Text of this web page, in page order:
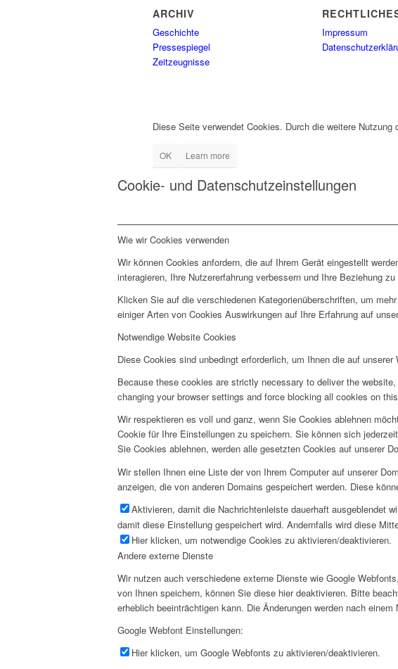
ARCHIV
Geschichte
Pressespiegel
Zeitzeugnisse
Impressum
Diese Seite verwendet Cookies. Durch die weitere
OK Learn more
Cookie- und Datenschutzeinstellungen
Wie wir Cookies verwenden
Wir können Cookies anfordern, die auf Ihrem Gerät eingestellt
interagieren, Ihre Nutzererfahrung verbessern und Ihre Beziehung
Klicken Sie auf die verschiedenen Kategorienüberschriften, um
einiger Arten von Cookies Auswirkungen auf Ihre Erfahrung auf
Notwendige Website Cookies
Diese Cookies sind unbedingt erforderlich, um Ihnen die auf
Because these cookies are strictly necessary to deliver the
changing your browser settings and force blocking all cookies on
Wir respektieren es voll und ganz, wenn Sie Cookies ablehnen
Cookie für Ihre Einstellungen zu speichern. Sie können sich
Sie Cookies ablehnen, werden alle gesetzten Cookies auf unserer
Wir stellen Ihnen eine Liste der von Ihrem Computer auf unserer
anzeigen, die von anderen Domains gespeichert werden. Diese
Aktivieren, damit die Nachrichtenleiste dauerhaft ausgeblendet
damit diese Einstellung gespeichert wird. Andernfalls wird diese
Hier klicken, um notwendige Cookies zu aktivieren/deaktivieren.
Andere externe Dienste
Wir nutzen auch verschiedene externe Dienste wie Google
von Ihnen speichern, können Sie diese hier deaktivieren. Bitte
erheblich beeinträchtigen kann. Die Änderungen werden nach
Google Webfont Einstellungen:
Hier klicken, um Google Webfonts zu aktivieren/deaktivieren.